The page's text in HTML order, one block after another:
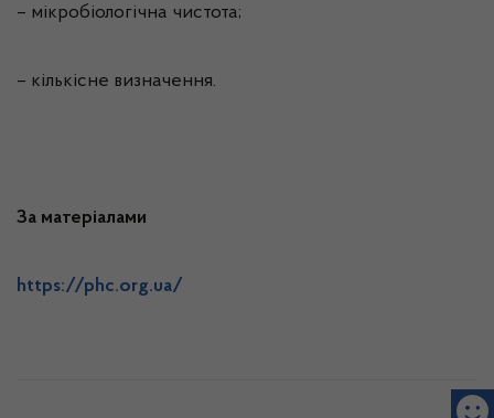
– мікробіологічна чистота;
– кількісне визначення.
За матеріалами
https://phc.org.ua/